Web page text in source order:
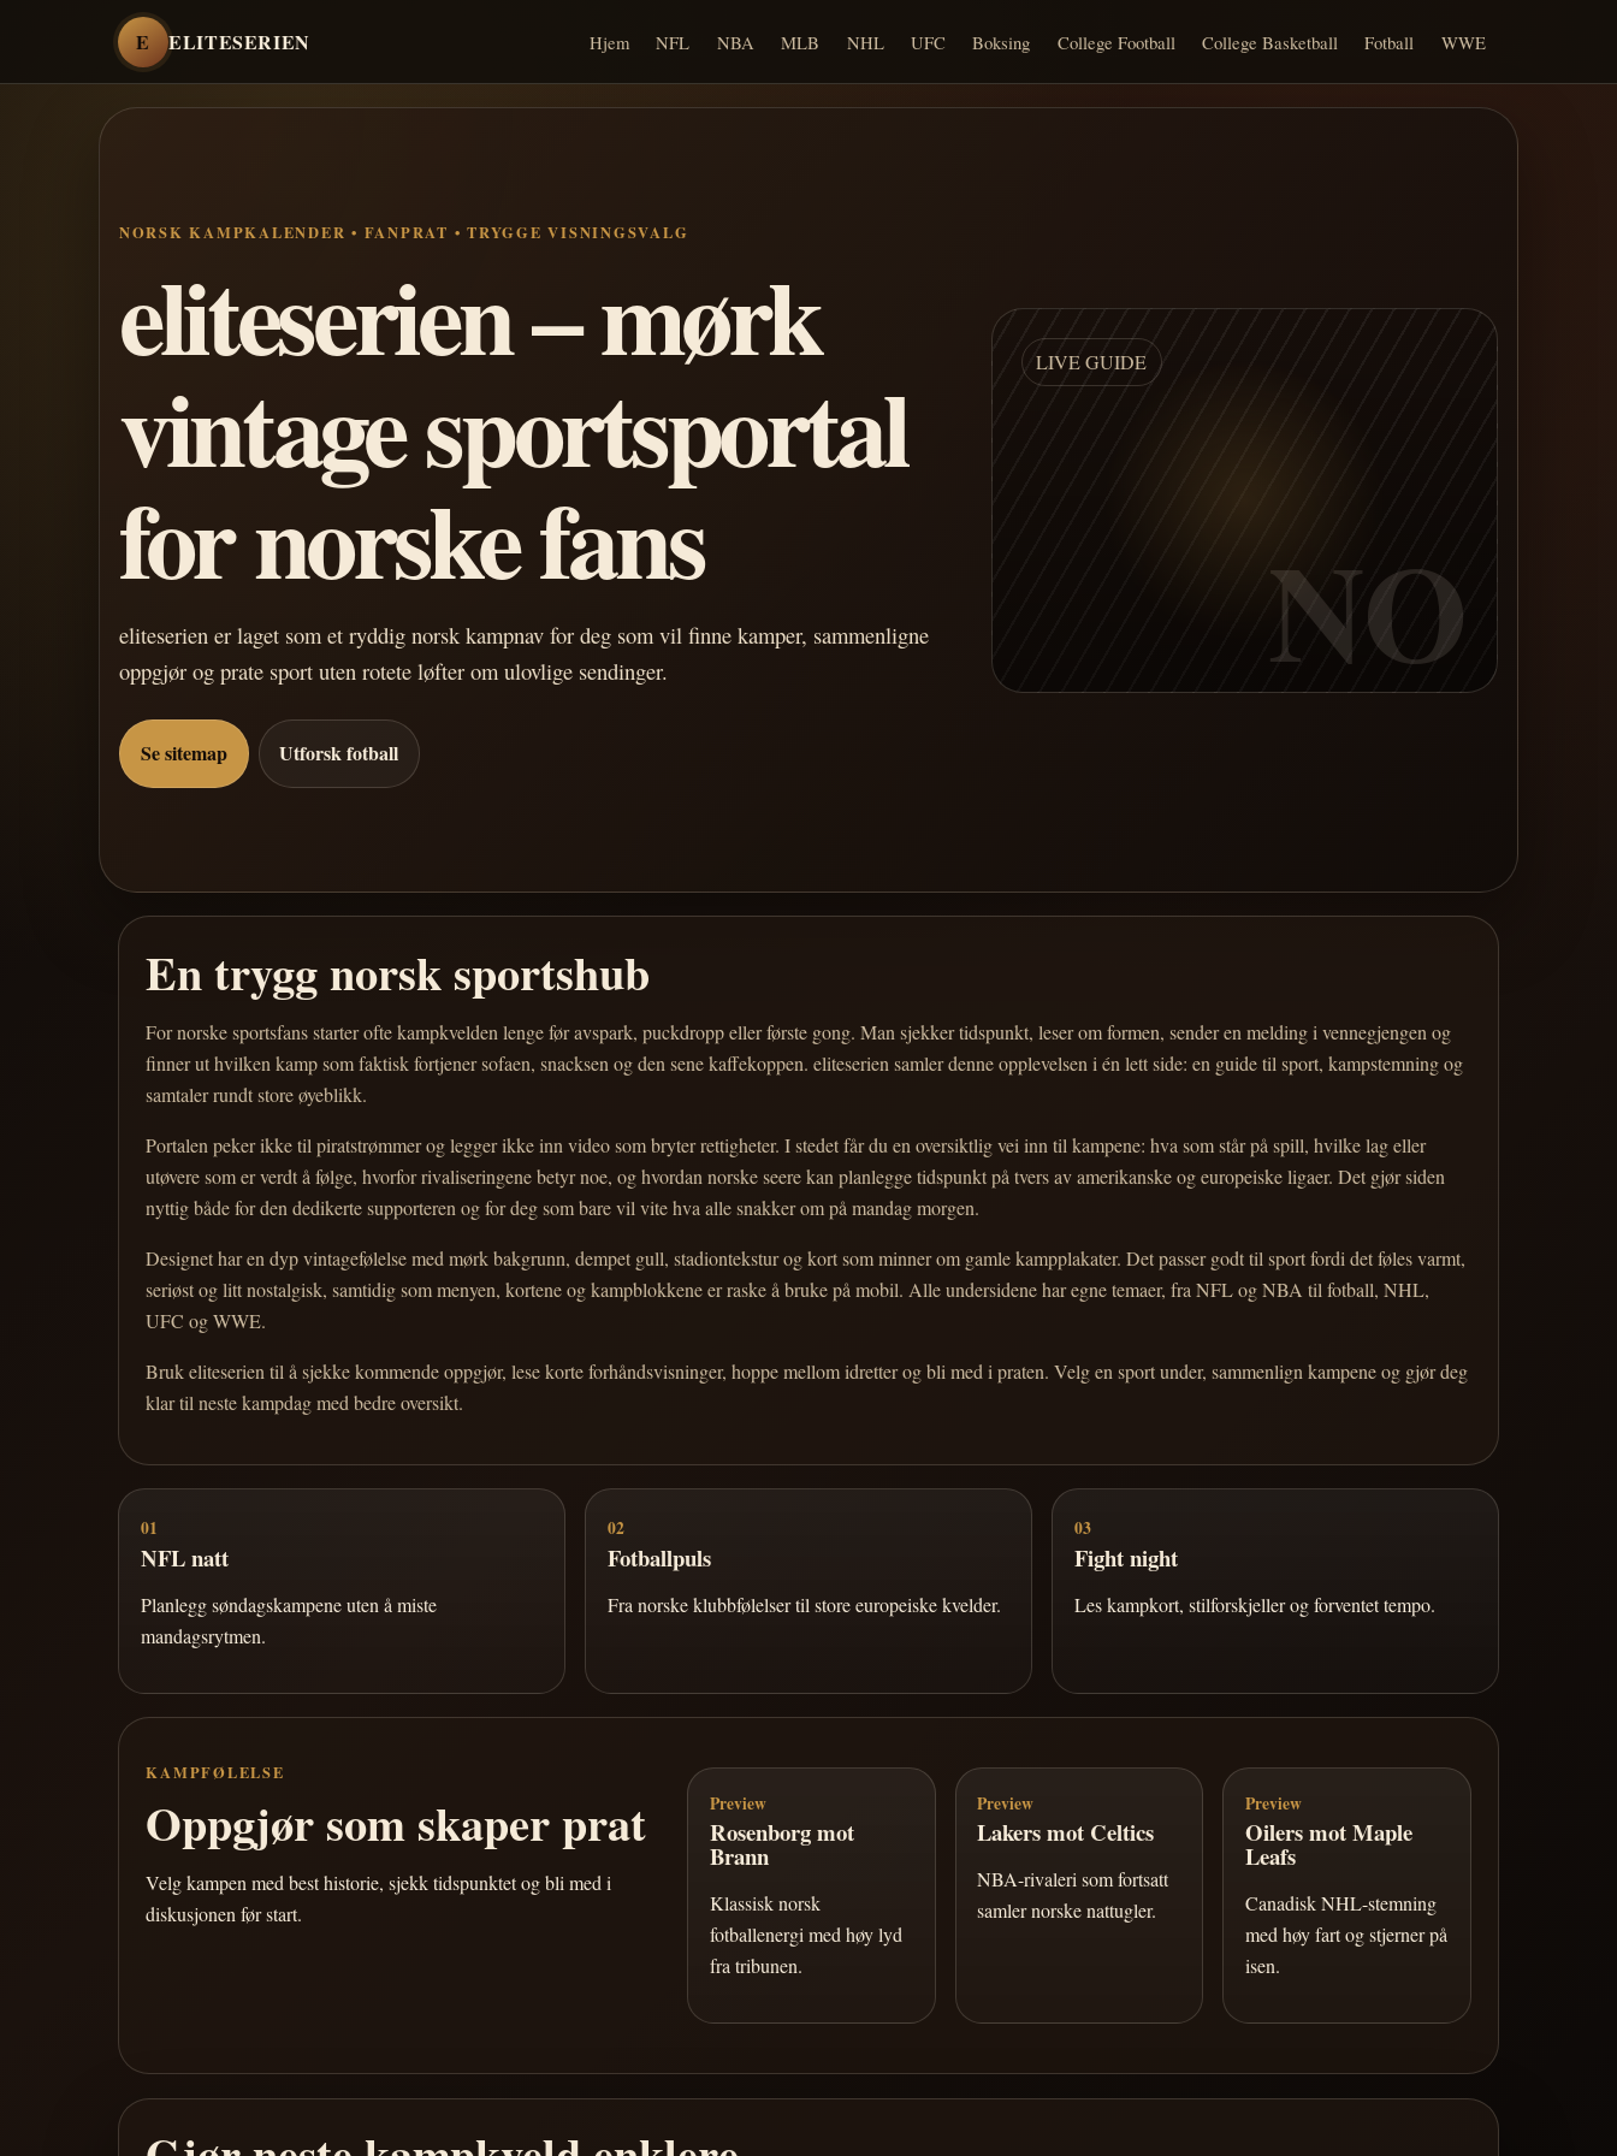
E ELITESERIEN Hjem NFL NBA MLB NHL UFC Boksing College Football College Basketball Fotball WWE
NORSK KAMPKALENDER • FANPRAT • TRYGGE VISNINGSVALG
eliteserien – mørk
vintage sportsportal
for norske fans
eliteserien er laget som et ryddig norsk kampnav for deg som vil finne kamper, sammenligne
oppgjør og prate sport uten rotete løfter om ulovlige sendinger.
Se sitemap Utforsk fotball
LIVE GUIDE
NO
En trygg norsk sportshub
For norske sportsfans starter ofte kampkvelden lenge før avspark, puckdropp eller første gong. Man sjekker tidspunkt, leser om formen, sender en melding i vennegjengen og
finner ut hvilken kamp som faktisk fortjener sofaen, snacksen og den sene kaffekoppen. eliteserien samler denne opplevelsen i én lett side: en guide til sport, kampstemning og
samtaler rundt store øyeblikk.
Portalen peker ikke til piratstrømmer og legger ikke inn video som bryter rettigheter. I stedet får du en oversiktlig vei inn til kampene: hva som står på spill, hvilke lag eller
utøvere som er verdt å følge, hvorfor rivaliseringene betyr noe, og hvordan norske seere kan planlegge tidspunkt på tvers av amerikanske og europeiske ligaer. Det gjør siden
nyttig både for den dedikerte supporteren og for deg som bare vil vite hva alle snakker om på mandag morgen.
Designet har en dyp vintagefølelse med mørk bakgrunn, dempet gull, stadiontekstur og kort som minner om gamle kampplakater. Det passer godt til sport fordi det føles varmt,
seriøst og litt nostalgisk, samtidig som menyen, kortene og kampblokkene er raske å bruke på mobil. Alle undersidene har egne temaer, fra NFL og NBA til fotball, NHL,
UFC og WWE.
Bruk eliteserien til å sjekke kommende oppgjør, lese korte forhåndsvisninger, hoppe mellom idretter og bli med i praten. Velg en sport under, sammenlign kampene og gjør deg
klar til neste kampdag med bedre oversikt.
01
NFL natt
Planlegg søndagskampene uten å miste
mandagsrytmen.
02
Fotballpuls
Fra norske klubbfølelser til store europeiske kvelder.
03
Fight night
Les kampkort, stilforskjeller og forventet tempo.
KAMPFØLELSE
Oppgjør som skaper prat
Velg kampen med best historie, sjekk tidspunktet og bli med i
diskusjonen før start.
Preview
Rosenborg mot
Brann
Klassisk norsk
fotballenergi med høy lyd
fra tribunen.
Preview
Lakers mot Celtics
NBA-rivaleri som fortsatt
samler norske nattugler.
Preview
Oilers mot Maple
Leafs
Canadisk NHL-stemning
med høy fart og stjerner på
isen.